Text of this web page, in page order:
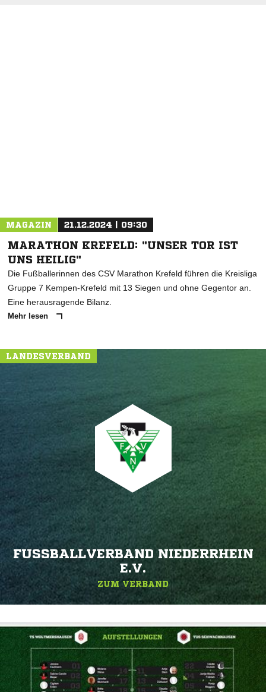
MAGAZIN 21.12.2024 | 09:30
MARATHON KREFELD: "UNSER TOR IST
UNS HEILIG"
Die Fußballerinnen des CSV Marathon Krefeld führen die Kreisliga
Gruppe 7 Kempen-Krefeld mit 13 Siegen und ohne Gegentor an.
Eine herausragende Bilanz.
Mehr lesen
LANDESVERBAND
FUSSBALLVERBAND NIEDERRHEIN E
.V.
ZUM VERBAND